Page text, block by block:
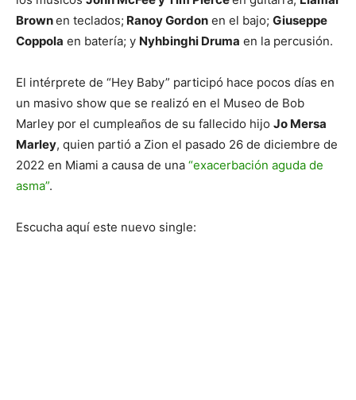
Brownen teclados; Ranoy Gordon en el bajo; Giuseppe
Coppola en batería; y Nyhbinghi Druma en la percusión.
El intérprete de “Hey Baby” participó hace pocos días en
un masivo show que se realizó en el Museo de Bob
Marley por el cumpleaños de su fallecido hijo Jo Mersa
Marley, quien partió a Zion el pasado 26 de diciembre de
2022 en Miami a causa de una “exacerbación aguda de
asma”.
Escucha aquí este nuevo single: